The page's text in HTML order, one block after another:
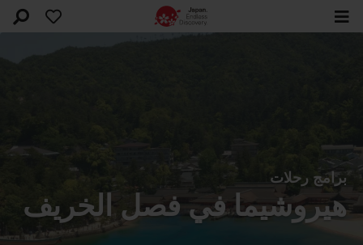
برامج رحلات
هيروشيما في فصل الخريف